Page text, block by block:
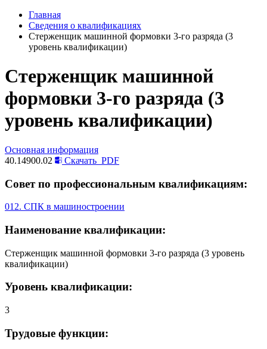
Главная
Сведения о квалификациях
Стерженщик машинной формовки 3-го разряда (3
уровень квалификации)
Стерженщик машинной
формовки 3-го разряда (3
уровень квалификации)
Основная информация
40.14900.02
Скачать PDF
Совет по профессиональным квалификациям:
012. СПК в машиностроении
Наименование квалификации:
Стерженщик машинной формовки 3-го разряда (3 уровень
квалификации)
Уровень квалификации:
3
Трудовые функции: